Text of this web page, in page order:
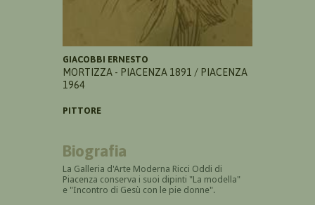
GIACOBBI ERNESTO
MORTIZZA - PIACENZA 1891 / PIACENZA
1964
PITTORE
Biografia
La Galleria d'Arte Moderna Ricci Oddi di
Piacenza conserva i suoi dipinti "La modella"
e "Incontro di Gesù con le pie donne".